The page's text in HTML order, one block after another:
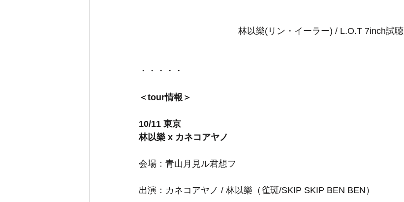
林以樂(リン・イーラー) / L.O.T 7inch試聴
・・・・・
＜tour情報＞
10/11 東京
林以樂 x カネコアヤノ
会場：青山月見ル君想フ
出演：カネコアヤノ / 林以樂（雀斑/SKIP SKIP BEN BEN）